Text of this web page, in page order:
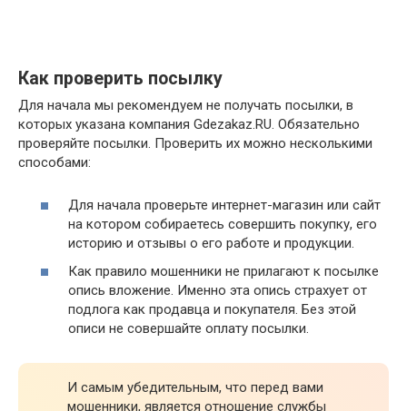
Как проверить посылку
Для начала мы рекомендуем не получать посылки, в
которых указана компания Gdezakaz.RU. Обязательно
проверяйте посылки. Проверить их можно несколькими
способами:
Для начала проверьте интернет-магазин или сайт
на котором собираетесь совершить покупку, его
историю и отзывы о его работе и продукции.
Как правило мошенники не прилагают к посылке
опись вложение. Именно эта опись страхует от
подлога как продавца и покупателя. Без этой
описи не совершайте оплату посылки.
И самым убедительным, что перед вами
мошенники, является отношение службы